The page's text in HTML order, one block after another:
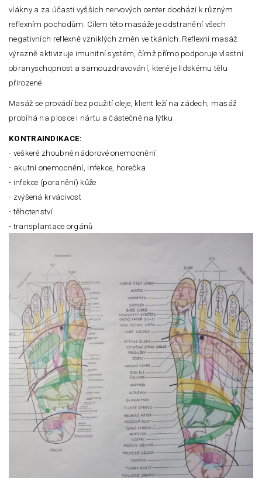
vlákny a za účasti vyšších nervových center dochází k různým
reflexním pochodům. Cílem této masáže je odstranění všech
negativních reflexně vzniklých změn ve tkáních. Reflexní masáž
výrazně aktivizuje imunitní systém, čímž přímo podporuje vlastní
obranyschopnost a samouzdravování, které je lidskému tělu
přirozené.
Masáž se provádí bez použití oleje, klient leží na zádech, masáž
probíhá na plosce i nártu a částečně na lýtku.
KONTRAINDIKACE:
- veškeré zhoubné nádorové onemocnění
- akutní onemocnění, infekce, horečka
- infekce (poranění) kůže
- zvýšená krvácivost
- těhotenství
- transplantace orgánů